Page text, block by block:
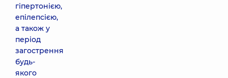
гіпертонією,
епілепсією,
а також у
період
загострення
будь-
якого